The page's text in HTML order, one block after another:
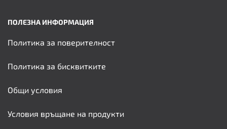
ПОЛЕЗНА ИНФОРМАЦИЯ
Политика за поверителност
Политика за бисквитките
Общи условия
Условия връщане на продукти